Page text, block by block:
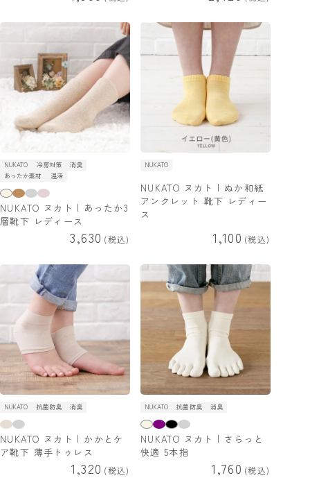
NUKATO 冷房対策
消臭
あったか素材
温活
NUKATO ヌカト | あったか3
層靴下 レディース
3,630 税込
NUKATO
NUKATO ヌカト | ぬか和紙
アンクレット 靴下 レディー
ス
1,100 税込
NUKATO 抗菌防臭 消臭
NUKATO ヌカト | かかとケ
ア靴下 薄手トゥレス
1,320 税込
NUKATO 抗菌防臭 消臭
NUKATO ヌカト | さらっと
快適 5本指
1,760 税込